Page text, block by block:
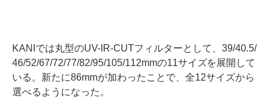
KANIでは丸型のUV-IR-CUTフィルターとして、39/40.5/
46/52/67/72/77/82/95/105/112mmの11サイズを展開して
いる。新たに86mmが加わったことで、全12サイズから
選べるようになった。